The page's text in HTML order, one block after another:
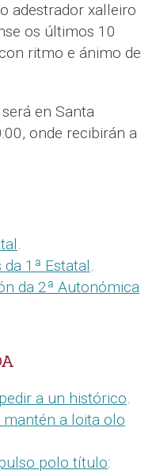
adestrador xalleiro
os últimos 10
ritmo e ánimo de
en Santa
onde recibirán a
.
1ª Estatal.
da 2ª Autonómica
a un histórico.
a loita olo
polo título: